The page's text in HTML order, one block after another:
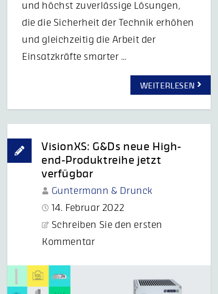
und höchst zuverlässige Lösungen,
die die Sicherheit der Technik erhöhen
und gleichzeitig die Arbeit der
Einsatzkräfte smarter …
WEITERLESEN
VisionXS: G&Ds neue High-
end-Produktreihe jetzt
verfügbar
Guntermann & Drunck
14. Februar 2022
Schreiben Sie den ersten
Kommentar